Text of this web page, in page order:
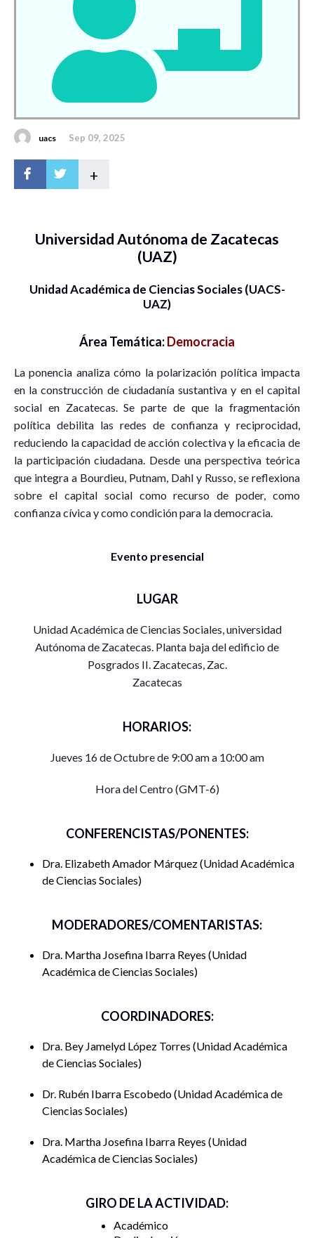
uacs Sep 09, 2025
+
Universidad Autónoma de Zacatecas
(UAZ)
Unidad Académica de Ciencias Sociales (UACS-
UAZ)
Área Temática:Democracia
La ponencia analiza cómo la polarización política impacta
en la construcción de ciudadanía sustantiva y en el capital
social en Zacatecas. Se parte de que la fragmentación
política debilita las redes de confianza y reciprocidad,
reduciendo la capacidad de acción colectiva y la eficacia de
la participación ciudadana. Desde una perspectiva teórica
que integra a Bourdieu, Putnam, Dahl y Russo, se reflexiona
sobre el capital social como recurso de poder, como
confianza cívica y como condición para la democracia.
Evento presencial
LUGAR
Unidad Académica de Ciencias Sociales, universidad
Autónoma de Zacatecas. Planta baja del edificio de
Posgrados II. Zacatecas, Zac.
Zacatecas
HORARIOS:
Jueves 16 de Octubre de 9:00 am a 10:00 am
Hora del Centro (GMT-6)
CONFERENCISTAS/PONENTES:
Dra. Elizabeth Amador Márquez Unidad Académica
de Ciencias Sociales
MODERADORES/COMENTARISTAS:
Dra. Martha Josefina Ibarra Reyes Unidad
Académica de Ciencias Sociales
COORDINADORES:
Dra. Bey Jamelyd López Torres Unidad Académica
de Ciencias Sociales
Dr. Rubén Ibarra Escobedo Unidad Académica de
Ciencias Sociales
Dra. Martha Josefina Ibarra Reyes Unidad
Académica de Ciencias Sociales
GIRO DE LA ACTIVIDAD:
Académico